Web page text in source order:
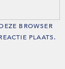
BROWSER
PLAATS.